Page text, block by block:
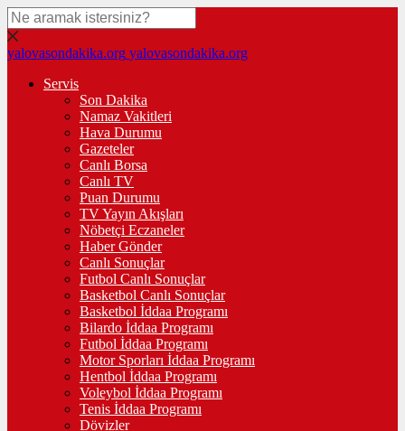
yalovasondakika.org yalovasondakika.org
Servis
Son Dakika
Namaz Vakitleri
Hava Durumu
Gazeteler
Canlı Borsa
Canlı TV
Puan Durumu
TV Yayın Akışları
Nöbetçi Eczaneler
Haber Gönder
Canlı Sonuçlar
Futbol Canlı Sonuçlar
Basketbol Canlı Sonuçlar
Basketbol İddaa Programı
Bilardo İddaa Programı
Futbol İddaa Programı
Motor Sporları İddaa Programı
Hentbol İddaa Programı
Voleybol İddaa Programı
Tenis İddaa Programı
Dövizler